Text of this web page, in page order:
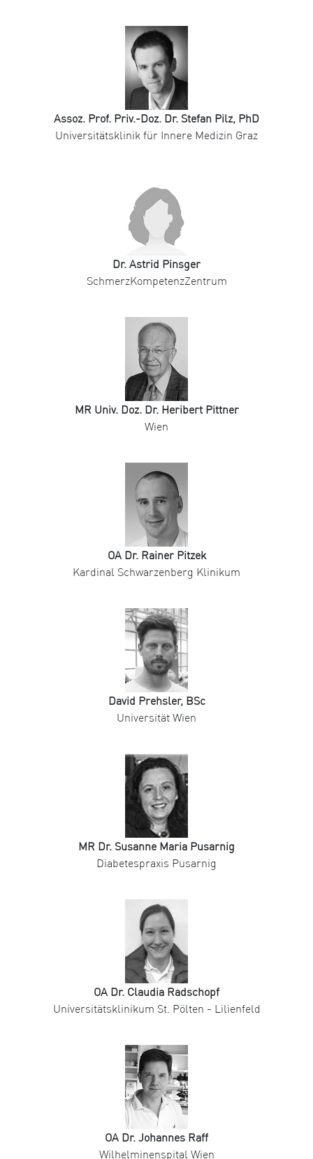
Assoz. Prof. Priv.-Doz. Dr. Stefan Pilz, PhD
Universitätsklinik für Innere Medizin Graz
Dr. Astrid Pinsger
SchmerzKompetenzZentrum
MR Univ. Doz. Dr. Heribert Pittner
Wien
OA Dr. Rainer Pitzek
Kardinal Schwarzenberg Klinikum
David Prehsler, BSc
Universität Wien
MR Dr. Susanne Maria Pusarnig
Diabetespraxis Pusarnig
OA Dr. Claudia Radschopf
Universitätsklinikum St. Pölten - Lilienfeld
OA Dr. Johannes Raff
Wilhelminenspital Wien